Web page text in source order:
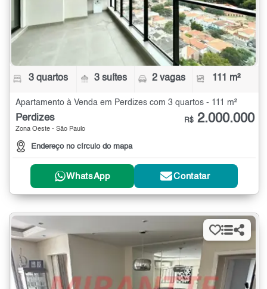
3 quartos 3 suítes 2 vagas 111 m²
Apartamento à Venda em Perdizes com 3 quartos - 111 m²
Perdizes
Zona Oeste - São Paulo
Endereço no círculo do mapa
R$ 2.000.000
WhatsApp Contatar